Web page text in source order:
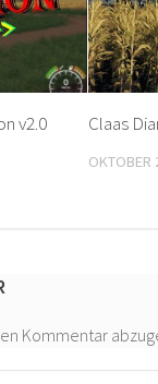
v2.0
Claas
OKTOBER
Kommentar